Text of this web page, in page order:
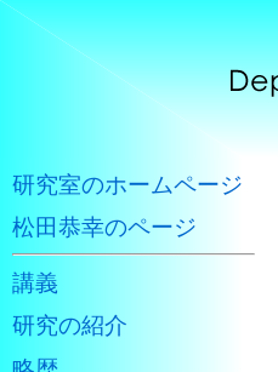
研究室のホームページ
松田恭幸のページ
講義
研究の紹介